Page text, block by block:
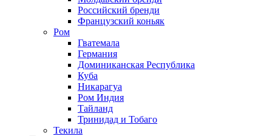
Российский бренди
Французский коньяк
Ром
Гватемала
Германия
Доминиканская Республика
Куба
Никарагуа
Ром Индия
Тайланд
Тринидад и Тобаго
Текила